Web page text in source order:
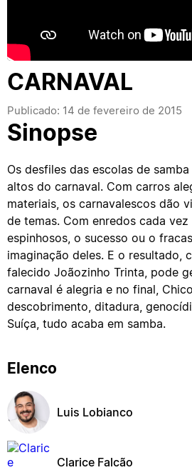
CARNAVAL
Publicado: 14 de fevereiro de 2015
Sinopse
Os desfiles das escolas de
altos do carnaval. Com carros
materiais, os carnavalescos dão
de temas. Com enredos cada
espinhosos, o sucesso ou o
imaginação deles. E o resultado,
falecido Joãozinho Trinta, pode
carnaval é alegria e no final,
descobrimento, ditadura,
Suíça, tudo acaba em samba.
Elenco
Luis Lobianco
Clarice Falcão